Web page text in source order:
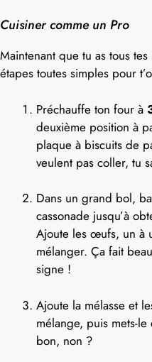
Cuisiner comme un Pro
Maintenant que tu as tous
étapes toutes simples pour
Préchauffe ton four à
deuxième position à
plaque à biscuits de
veulent pas coller, tu
Dans un grand bol,
cassonade jusqu’à
Ajoute les œufs, un à
mélanger. Ça fait
signe !
Ajoute la mélasse et
mélange, puis mets-
bon, non ?